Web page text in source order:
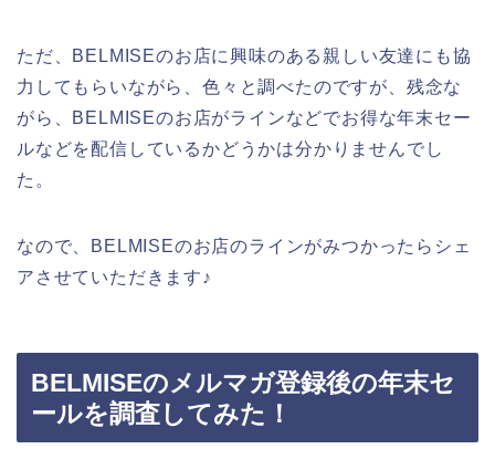
ただ、BELMISEのお店に興味のある親しい友達にも協
力してもらいながら、色々と調べたのですが、残念な
がら、BELMISEのお店がラインなどでお得な年末セー
ルなどを配信しているかどうかは分かりませんでし
た。
なので、BELMISEのお店のラインがみつかったらシェ
アさせていただきます♪
BELMISEのメルマガ登録後の年末セ
ールを調査してみた！